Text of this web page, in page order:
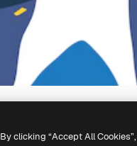
By clicking “Accept All